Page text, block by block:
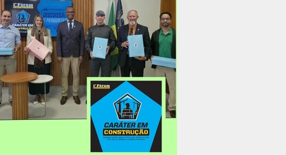
encontro reafirmou que uma juventude firmada em Cristo co